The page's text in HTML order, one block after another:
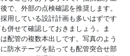
で、外部の点検確認を推奨します。
用している設計計画も多いはずです
併せて確認しておきましょう。ま
配管の複数本出しです。写真のよう
防水テープを貼っても配管突合せ部